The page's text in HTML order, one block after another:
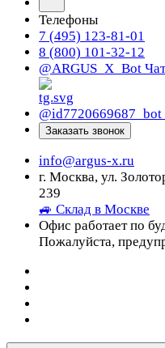
Телефоны
7 (495) 123-81-01
8 (800) 101-32-12
@ARGUS_X_Bot
@id7720669687_bot
Заказать звонок
info@argus-x.ru
г. Москва, ул.
239
🚙 Склад в Москве
Офис работает по
Пожалуйста,